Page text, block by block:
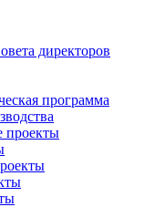
директоров
программа
проекты